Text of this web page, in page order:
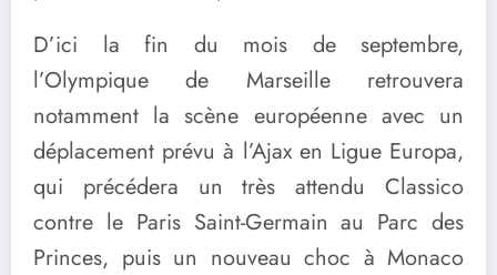
D’ici la fin du mois de septembre,
l’Olympique de Marseille retrouvera
notamment la scène européenne avec un
déplacement prévu à l’Ajax en Ligue Europa,
qui précédera un très attendu Classico
contre le Paris Saint-Germain au Parc des
Princes, puis un nouveau choc à Monaco